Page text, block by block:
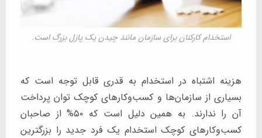
استخدام کارکنان برای سازمان مانند چیدن یک پازل بزرگ است.
هزینه اشتباه در استخدام به قدری قابل توجه است که
بسیاری از سازمان‌ها و کسب‌وکار‌های کوچک توان پرداخت
آن را ندارند. به همین دلیل است که ۵۰% از صاحبان
کسب‌وکار‌های کوچک استخدام یک فرد جدید را بزرگترین